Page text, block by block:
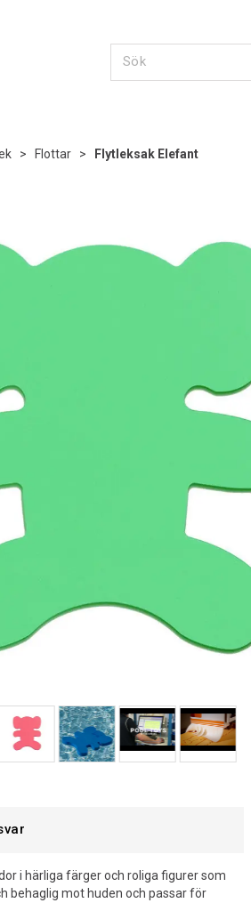
> Flottar > Flytleksak Elefant
i härliga färger och roliga figurer som
behaglig mot huden och passar för